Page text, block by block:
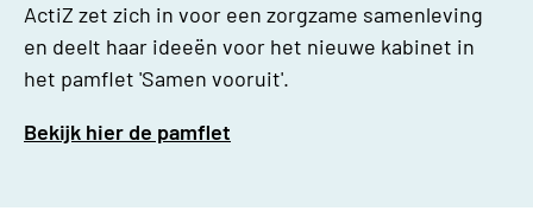
ActiZ zet zich in voor een zorgzame samenleving
en deelt haar ideeën voor het nieuwe kabinet in
het pamflet 'Samen vooruit'.
Bekijk hier de pamflet